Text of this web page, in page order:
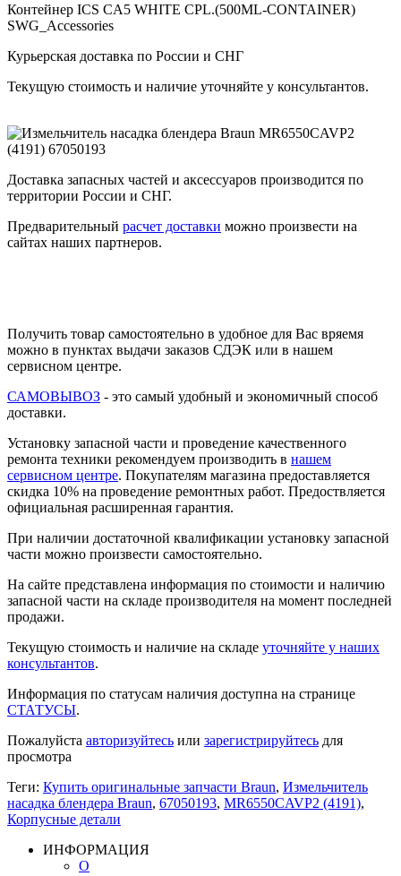
Контейнер ICS CA5 WHITE CPL.(500ML-CONTAINER)
SWG_Accessories
Курьерская доставка по России и СНГ
Текущую стоимость и наличие уточняйте у консультантов.
Доставка запасных частей и аксессуаров производится по
территории России и СНГ.
Предварительный расчет доставки можно произвести на
сайтах наших партнеров.
Получить товар самостоятельно в удобное для Вас вряемя
можно в пунктах выдачи заказов СДЭК или в нашем
сервисном центре.
САМОВЫВОЗ - это самый удобный и экономичный способ
доставки.
Установку запасной части и проведение качественного
ремонта техники рекомендуем производить в нашем
сервисном центре. Покупателям магазина предоставляется
скидка 10% на проведение ремонтных работ. Предоствляется
официальная расширенная гарантия.
При наличии достаточной квалификации установку запасной
части можно произвести самостоятельно.
На сайте представлена информация по стоимости и наличию
запасной части на складе производителя на момент последней
продажи.
Текущую стоимость и наличие на складе уточняйте у наших
консультантов.
Информация по статусам наличия доступна на странице
СТАТУСЫ.
Пожалуйста авторизуйтесь или зарегистрируйтесь для
просмотра
Теги: Купить оригинальные запчасти Braun, Измельчитель
насадка блендера Braun, 67050193, MR6550CAVP2 (4191),
Корпусные детали
ИНФОРМАЦИЯ
О